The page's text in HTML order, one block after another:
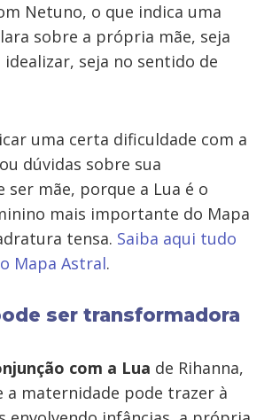
Netuno, o que indica uma
sobre a própria mãe, seja
seja no sentido de
uma certa dificuldade com a
dúvidas sobre sua
ser mãe, porque a Lua é o
mais importante do Mapa
tensa. Saiba aqui tudo
Mapa Astral.
ser transformadora
com a Lua de Rihanna,
a maternidade pode trazer à